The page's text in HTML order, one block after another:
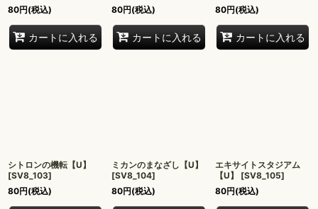
80円(税込)
カートに入れる
80円(税込)
カートに入れる
80円(税込)
カートに入れる
シトロンの機転【U】
[SV8_103]
80円(税込)
ミカンのまなざし【U】
[SV8_104]
80円(税込)
エキサイトスタジアム
【U】
[SV8_105]
80円(税込)